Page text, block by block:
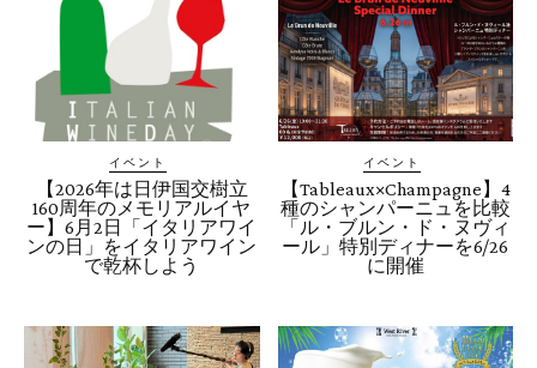
イベント
【2026年は日伊国交樹立
160周年のメモリアルイヤ
ー】6月2日「イタリアワイ
ンの日」をイタリアワイン
で乾杯しよう
イベント
【Tableaux×Champagne】4
種のシャンパーニュを比較
「ル・ブルン・ド・ヌヴィ
ール」特別ディナーを6/26
に開催